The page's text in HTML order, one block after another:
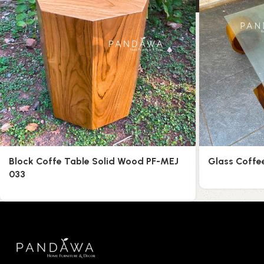
Block Coffe Table Solid Wood PF-MEJ
033
Glass